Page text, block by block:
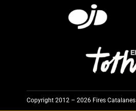
Copyright 2012 – 2026 Fires Catalanes